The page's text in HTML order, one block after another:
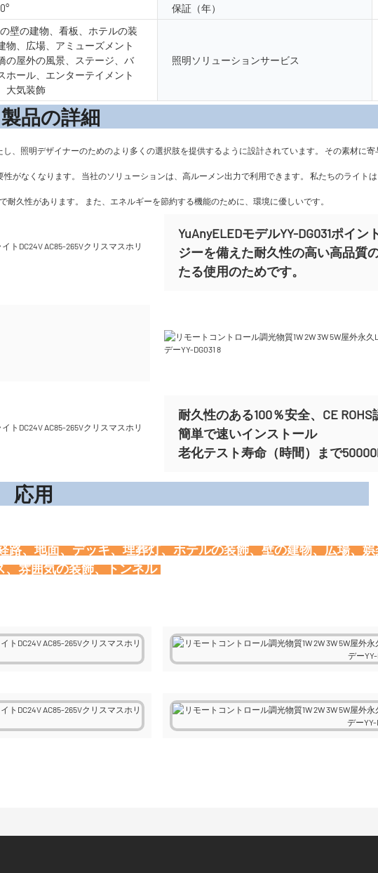
保証（年）
壁の建物、看板、ホテルの装
物、広場、アミューズメント
の屋外の風景、ステージ、バ
ホール、エンターテイメント
大気装飾
照明ソリューションサービス
詳細
、照明デザイナーのためのより多くの選択肢を提供するように設計されています。 その素材に
がなくなります。 当社のソリューションは、高ルーメン出力で利用できます。 私たちのライト
耐久性があります。 また、エネルギーを節約する機能のために、環境に優しいです。
YuAnyELEDモデルYY-DG031ポイ
ジーを備えた耐久性の高い高品質
たる使用のためです。
耐久性のある100％安全、CE ROHS
簡単で速いインストール
老化テスト寿命（時間）まで
用
、地面、デッキ、埋葬灯、ホテルの装飾、壁の建物、広場、